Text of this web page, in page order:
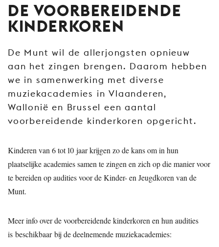
PUBLIEK
STEUN
ONS
DE VOORBEREIDENDE
KINDERKOREN
De Munt wil de allerjongsten opnieuw
aan het zingen brengen. Daarom hebben
we in samenwerking met diverse
muziekacademies in Vlaanderen,
Wallonië en Brussel een aantal
voorbereidende kinderkoren opgericht.
Kinderen van 6 tot 10 jaar krijgen zo de kans om in hun
plaatselijke academies samen te zingen en zich op die manier voor
te bereiden op audities voor de Kinder- en Jeugdkoren van de
Munt.
Meer info over de voorbereidende kinderkoren en hun audities
is beschikbaar bij de deelnemende muziekacademies: